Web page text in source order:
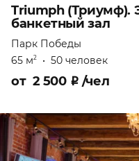
Triumph (Триумф).
банкетный зал
Парк Победы
65 м2 • 50 человек
от 2 500 ₽ /чел